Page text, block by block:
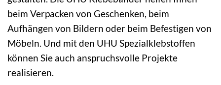
beim Verpacken von Geschenken, beim
Aufhängen von Bildern oder beim Befestigen von
Möbeln. Und mit den UHU Spezialklebstoffen
können Sie auch anspruchsvolle Projekte
realisieren.